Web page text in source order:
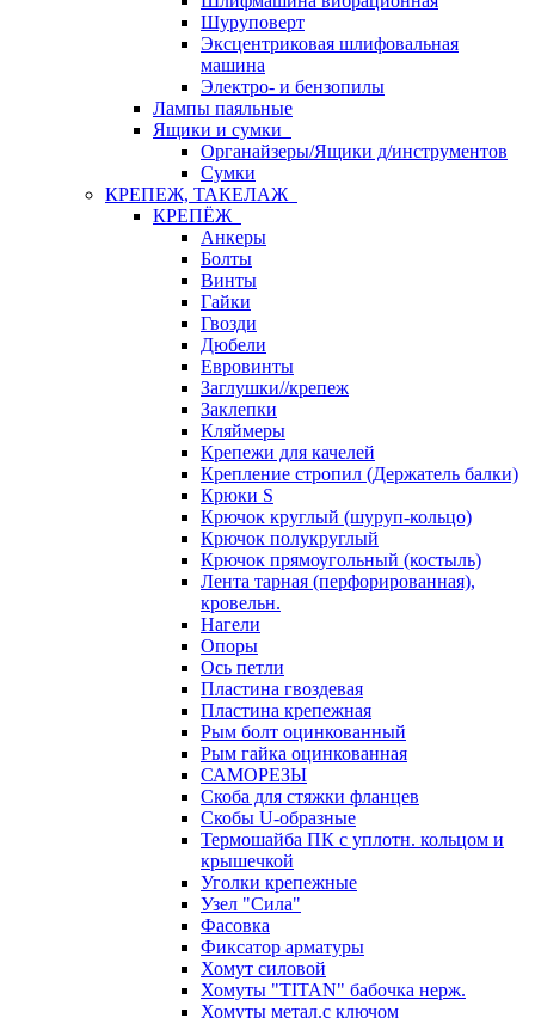
Шуруповерт
Эксцентриковая шлифовальная
машина
Электро- и бензопилы
Лампы паяльные
Ящики и сумки
Органайзеры/Ящики д/инструментов
Сумки
КРЕПЕЖ, ТАКЕЛАЖ
КРЕПЁЖ
Анкеры
Болты
Винты
Гайки
Гвозди
Дюбели
Евровинты
Заглушки//крепеж
Заклепки
Кляймеры
Крепежи для качелей
Крепление стропил (Держатель балки)
Крюки S
Крючок круглый (шуруп-кольцо)
Крючок полукруглый
Крючок прямоугольный (костыль)
Лента тарная (перфорированная),
кровельн.
Нагели
Опоры
Ось петли
Пластина гвоздевая
Пластина крепежная
Рым болт оцинкованный
Рым гайка оцинкованная
САМОРЕЗЫ
Скоба для стяжки фланцев
Скобы U-образные
Термошайба ПК с уплотн. кольцом и
крышечкой
Уголки крепежные
Узел "Сила"
Фасовка
Фиксатор арматуры
Хомут силовой
Хомуты "TITAN" бабочка нерж.
Хомуты метал.с ключом